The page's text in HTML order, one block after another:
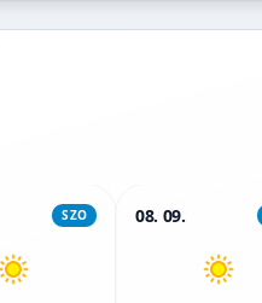
SZO 08. 09.